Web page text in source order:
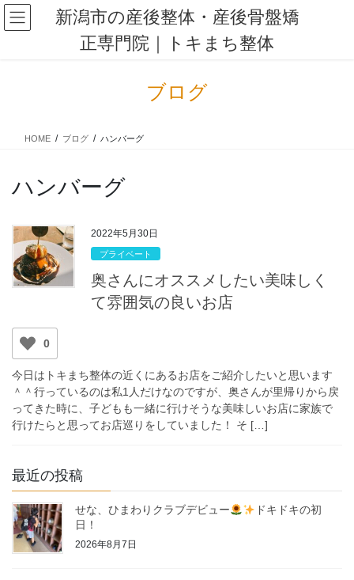
コ
ン
ナ
ビ
新潟市の産後整体・産後骨盤矯
正専門院｜トキまち整体
ブログ
HOME ブログ ハンバーグ
ハンバーグ
2022年5月30日
プライベート
奥さんにオススメしたい美味しく
て雰囲気の良いお店
0
今日はトキまち整体の近くにあるお店をご紹介したいと思います
＾＾行っているのは私1人だけなのですが、奥さんが里帰りから戻
ってきた時に、子どもも一緒に行けそうな美味しいお店に家族で
行けたらと思ってお店巡りをしていました！ そ […]
最近の投稿
せな、ひまわりクラブデビュー
ドキドキの初
日！
2026年8月7日